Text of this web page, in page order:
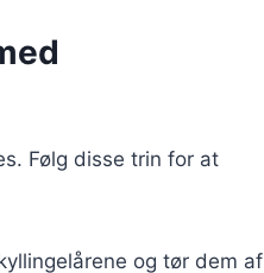
Følg disse trin for at
og tør dem af